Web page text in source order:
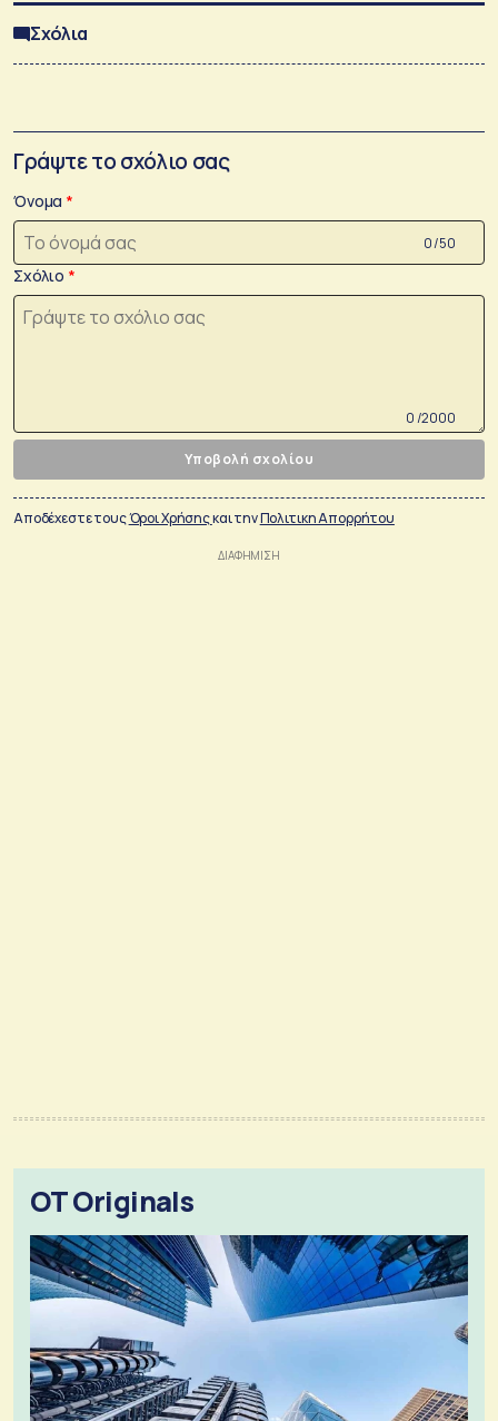
Σχόλια
Γράψτε το σχόλιο σας
Όνομα
0 /50
Σχόλιο
0 /2000
Υποβολή σχολίου
Αποδέχεστε τουςΌροι Χρήσηςκαι τηνΠολιτικη Απορρήτου
OT Originals